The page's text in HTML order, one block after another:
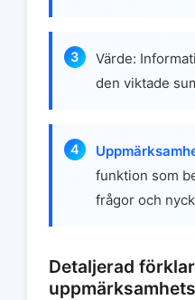
Värde:
den viktade
funktion som
frågor och
Detaljerad